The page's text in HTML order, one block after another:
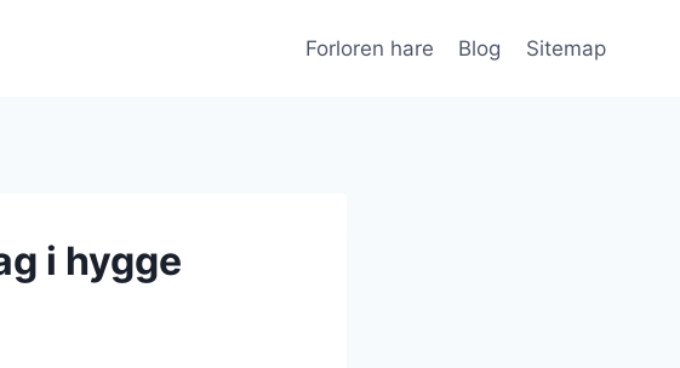
Forloren hare Blog Sitemap
i hygge